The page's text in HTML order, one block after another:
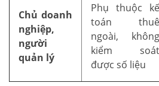
Chủ doanh
nghiệp,
người
quản lý
Phụ thuộc kế
toán thuê
ngoài, không
kiểm soát
được số liệu